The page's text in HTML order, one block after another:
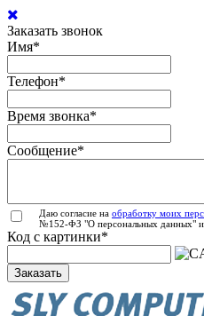
Заказать звонок
Имя*
Телефон*
Время звонка*
Сообщение*
Даю согласие на обработку моих
№152-ФЗ "О персональных данных" и
Код с картинки*
Заказать